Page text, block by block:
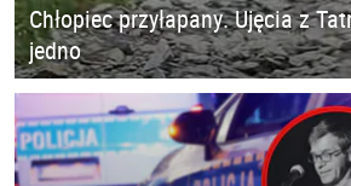
Chłopiec przyłapany. Ujęcia z
jedno